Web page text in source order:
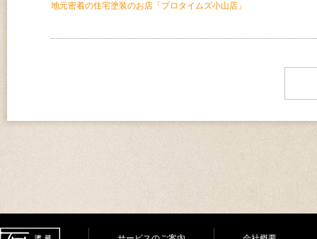
地元密着の住宅塗装のお店「プロタイムズ小山店」